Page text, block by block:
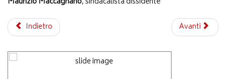
Indietro
Avanti